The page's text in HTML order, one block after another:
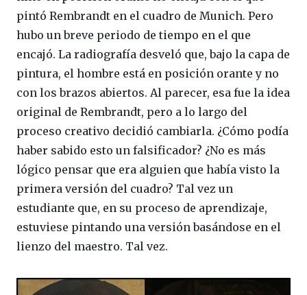
pintó Rembrandt en el cuadro de Munich. Pero
hubo un breve periodo de tiempo en el que
encajó. La radiografía desveló que, bajo la capa de
pintura, el hombre está en posición orante y no
con los brazos abiertos. Al parecer, esa fue la idea
original de Rembrandt, pero a lo largo del
proceso creativo decidió cambiarla. ¿Cómo podía
haber sabido esto un falsificador? ¿No es más
lógico pensar que era alguien que había visto la
primera versión del cuadro? Tal vez un
estudiante que, en su proceso de aprendizaje,
estuviese pintando una versión basándose en el
lienzo del maestro. Tal vez.